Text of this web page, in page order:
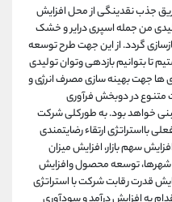
جذب نقدینگی از محل افزایش
من جمله اسپری درایر و خشک
گردد. از این جهت طرح توسعه
تا بتوانیم بازدهی وتوان تولیدی
ها جهت بهینه سازی مصرف انرژی و
متنوع در دوبخش فرآوری
خواهد بود. به طورکلی شرکت
بااستراتژی ارتقاء رضایتمندی
سهم بازار، افزایش میزان
شهرها، توسعه محصول وافزایش
قدرت رقابت شرکت با استراتژی